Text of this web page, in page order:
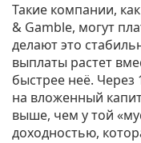
Такие компании, как
& Gamble, могут
делают это
выплаты растет
быстрее неё. Через
на вложенный
выше, чем у той
доходностью,